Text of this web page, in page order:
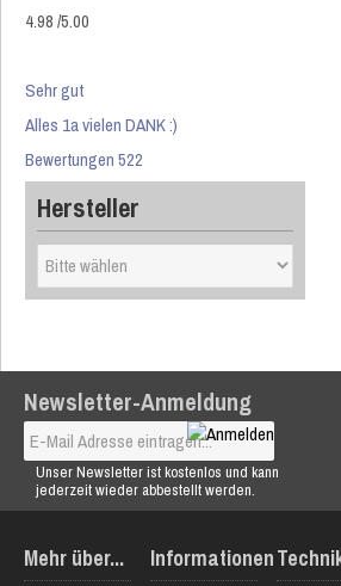
4.98/5.00
Sehr gut
Alles 1a vielen DANK :)
Bewertungen 522
Hersteller
Newsletter-Anmeldung
Unser Newsletter ist kostenlos und kann
jederzeit wieder abbestellt werden.
Mehr über... Informationen